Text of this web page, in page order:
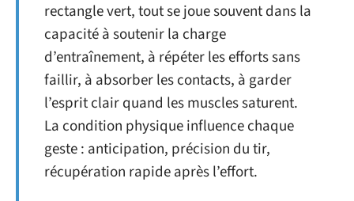
rectangle vert, tout se joue souvent dans la
capacité à soutenir la charge
d’entraînement, à répéter les efforts sans
faillir, à absorber les contacts, à garder
l’esprit clair quand les muscles saturent.
La condition physique influence chaque
geste : anticipation, précision du tir,
récupération rapide après l’effort.